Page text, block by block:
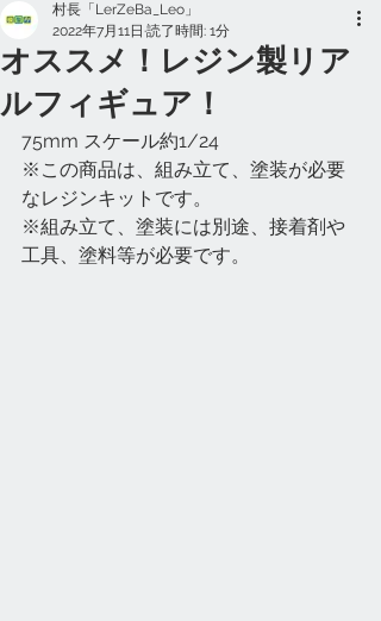
オススメ！レジン製リア
ルフィギュア！
村長「LerZeBa_Leo」
2022年7月11日 読了時間: 1分
75mm スケール約1/24
※この商品は、組み立て、塗装が必要
なレジンキットです。
※組み立て、塗装には別途、接着剤や
工具、塗料等が必要です。